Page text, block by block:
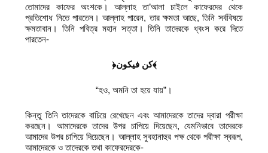
তোমাদের কাফের অংশকে। আল্লাহ তা’আলা চাইলে কাফেরদের থেকে
প্রতিশোধ নিতে পারতেন। আল্লাহ পারেন, তার ক্ষমতা আছে, তিনি সর্ববিষয়ে
ক্ষমতাবান। তিনি পবিত্র মহান সত্তা। তিনি তাদেরকে ধ্বংস করে দিতে
পারতেন-
﴿كن فيكون﴾
“হও, অমনি তা হয়ে যায়”।
কিন্তু তিনি তাদেরকে বাচিয়ে রেখেছেন এবং আমাদেরকে তাদের দ্বারা পরীক্ষা
করছেন। আমাদেরকে তাদের উপর চাপিয়ে দিয়েছেন, যেমনিভাবে তাদেরকে
আমাদের উপর চাপিয়ে দিয়েছেন। আল্লাহ সুবহানাহুর পক্ষ থেকে পরীক্ষা স্বরূপ,
আমাদেরকে ও তাদেরকে তথা কাফেরদেরকে-